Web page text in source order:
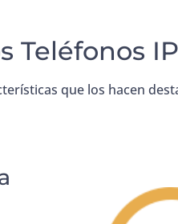
Teléfonos IP
que los hacen